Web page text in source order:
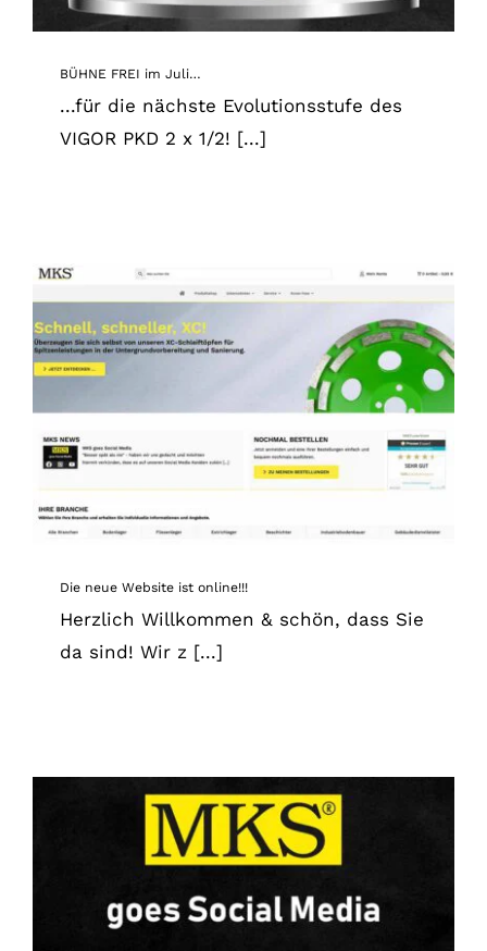
BÜHNE FREI im Juli…
...für die nächste Evolutionsstufe des
VIGOR PKD 2 x 1/2! [...]
Die neue Website ist online!!!
News
Die neue Website ist online!!!
Herzlich Willkommen & schön, dass Sie
da sind! Wir z [...]
MKS goes Social Media